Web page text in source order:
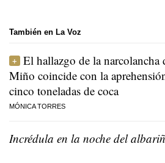
También en La Voz
El hallazgo de la narcolancha
Miño coincide con la
cinco toneladas de coca
MÓNICA TORRES
Incrédula en la noche del